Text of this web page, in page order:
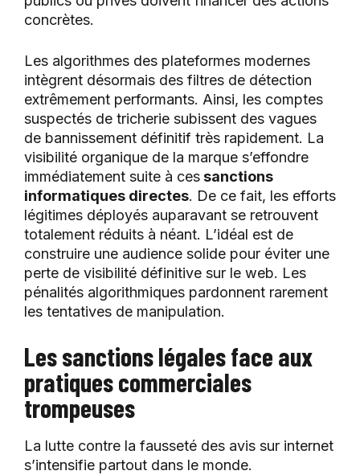
concrètes.
Les algorithmes des plateformes modernes
intègrent désormais des filtres de détection
extrêmement performants. Ainsi, les comptes
suspectés de tricherie subissent des vagues
de bannissement définitif très rapidement. La
visibilité organique de la marque s’effondre
immédiatement suite à cessanctions
informatiques directes. De ce fait, les efforts
légitimes déployés auparavant se retrouvent
totalement réduits à néant. L’idéal est de
construire une audience solide pour éviter une
perte de visibilité définitive sur le web. Les
pénalités algorithmiques pardonnent rarement
les tentatives de manipulation.
Les sanctions légales face aux
pratiques commerciales
trompeuses
La lutte contre la fausseté des avis sur internet
s’intensifie partout dans le monde.